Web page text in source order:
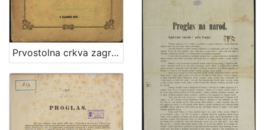
Prvostolna crkva zagrebačka / od Ivana Kukuljevića Sakcinskog